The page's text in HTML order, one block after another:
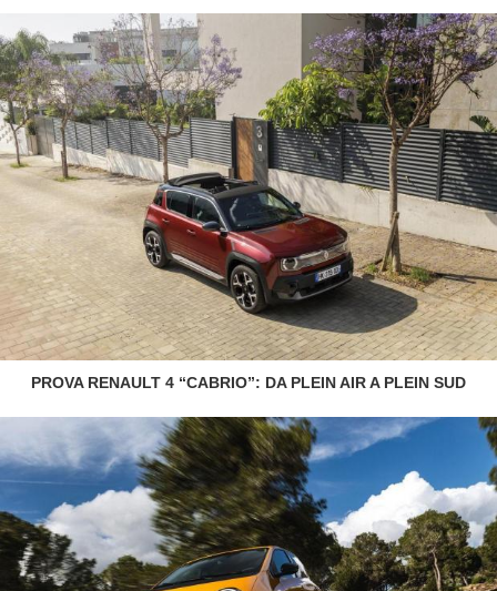
PROVA RENAULT 4 “CABRIO”: DA PLEIN AIR A PLEIN SUD